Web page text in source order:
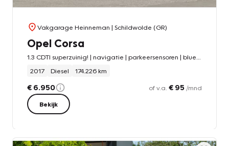
Vakgarage Heinneman | Schildwolde (GR)
Opel Corsa
2017
Diesel 174.226 km
€ 6.950 of v.a. € 95 /mnd
Bekijk